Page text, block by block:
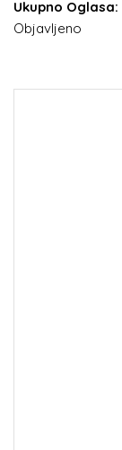
Ukupno Oglasa:
Objavljeno